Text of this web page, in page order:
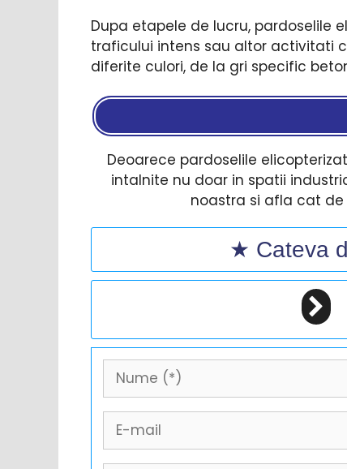
Dupa etapele de lucru, pardoselile
traficului intens sau altor activitati
diferite culori, de la gri specific
Deoarece pardoselile
intalnite nu doar in spatii
noastra si afla cat
★ Cateva